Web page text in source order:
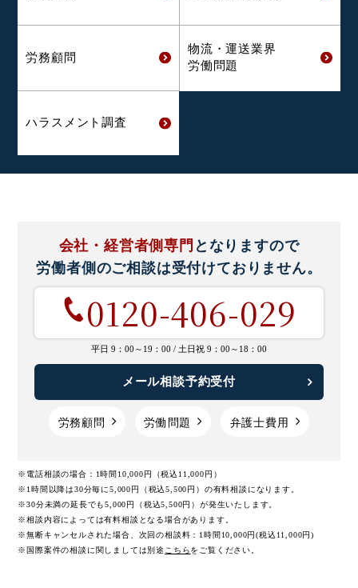
労務顧問
物流・運送業界
労働問題
ハラスメント調査
会社・経営者側専門 となりますので
労働者側のご相談は受付けておりません。
0120-406-029
平日 9：00～19：00 / 土日祝 9：00～18：00
メール相談予約受付
労務顧問 労働問題 弁護士費用
※電話相談の場合：1時間10,000円（税込11,000円）
※1時間以降は30分毎に5,000円（税込5,500円）の有料相談になります。
※30分未満の延長でも5,000円（税込5,500円）が発生いたします。
※相談内容によっては有料相談となる場合があります。
※無断キャンセルされた場合、次回の相談料：1時間10,000円(税込11,000円)
※国際案件の相談に関しましては別途 こちらをご覧ください。